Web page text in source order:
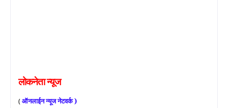
लोकनेतान्यूज
(ऑनलाईनन्यूजनेटवर्क )